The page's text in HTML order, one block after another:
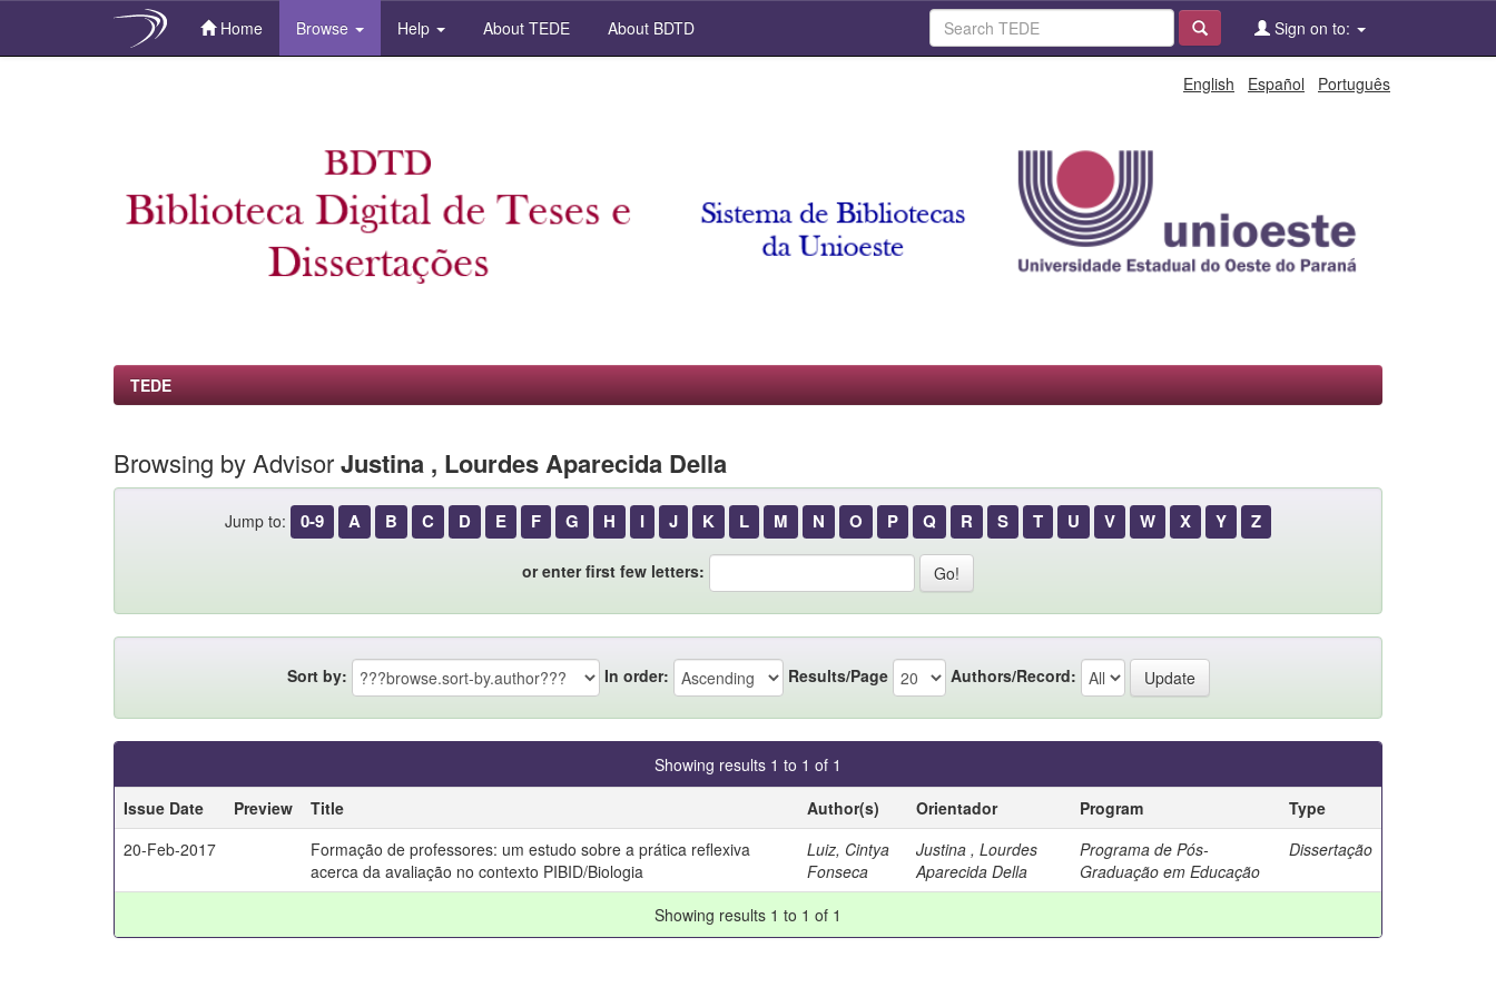
Home Browse Help About TEDE About BDTD Sign on to:
English Español Português
TEDE
Browsing by AdvisorJustina , Lourdes Aparecida Della
Jump to: 0-9 A B C D E F G H I J K L M N O P Q R S T U V W X Y Z
or enter first few letters:
Sort by: In order: Results/Page Authors/Record:
Showing results 1 to 1 of 1
Issue Date
Preview Title Author(s) Orientador Program
Type
20-Feb-2017
Formação de professores: um estudo sobre a prática reflexiva
acerca da avaliação no contexto PIBID/Biologia
Luiz, Cintya
Fonseca
Justina , Lourdes
Aparecida Della
Programa de Pós-
Graduação em Educação
Dissertação
Showing results 1 to 1 of 1